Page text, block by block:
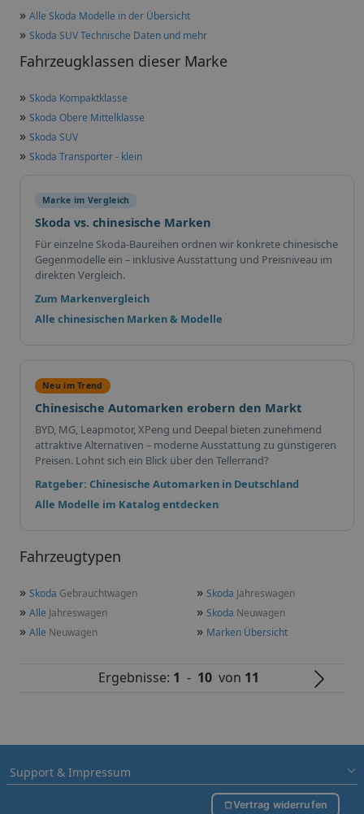
» Alle Skoda Modelle in der Übersicht
» Skoda SUV Technische Daten und mehr
Fahrzeugklassen dieser Marke
» Skoda Kompaktklasse
» Skoda Obere Mittelklasse
» Skoda SUV
» Skoda Transporter - klein
Marke im Vergleich
Skoda vs. chinesische Marken
Für einzelne Skoda-Baureihen ordnen wir konkrete chinesische
Gegenmodelle ein – inklusive Ausstattung und Preisniveau im
direkten Vergleich.
Zum Markenvergleich
Alle chinesischen Marken & Modelle
Neu im Trend
Chinesische Automarken erobern den Markt
BYD, MG, Leapmotor, XPeng und Deepal bieten zunehmend
attraktive Alternativen – moderne Ausstattung zu günstigeren
Preisen. Lohnt sich ein Blick über den Tellerrand?
Ratgeber: Chinesische Automarken in Deutschland
Alle Modelle im Katalog entdecken
Fahrzeugtypen
» Skoda Gebrauchtwagen » Skoda Jahreswagen
» Alle Jahreswagen » Skoda Neuwagen
» Alle Neuwagen » Marken Übersicht
Ergebnisse: 1 - 10von 11
Support & Impressum
Vertrag widerrufen